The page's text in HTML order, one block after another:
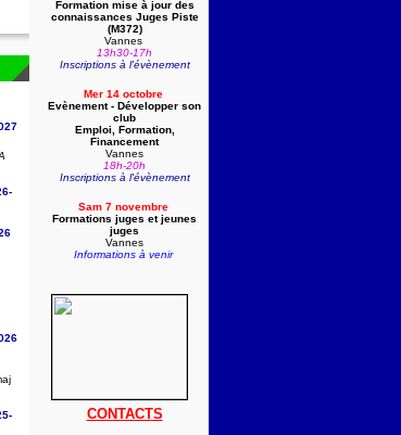
Formation mise à jour des
connaissances Juges Piste
(M372)
Vannes
13h30-17h
Inscriptions à l'évènement
Mer 14 octobre
Evènement - Développer son
club
Emploi, Formation,
Financement
Vannes
18h-20h
Inscriptions à l'évènement
Sam 7 novembre
Formations juges et jeunes
juges
Vannes
Informations à venir
CONTACTS